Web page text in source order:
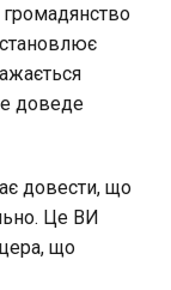
громадянство
доведе
довести, що
Це ВИ
що